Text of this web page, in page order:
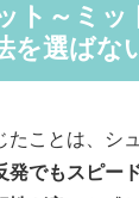
ト～ミッ
を選ばな
たことは、シ
発でもスピー